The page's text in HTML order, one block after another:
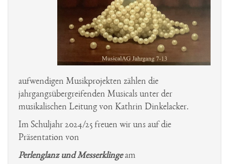
aufwendigen Musikprojekten zählen die
jahrgangsübergreifenden Musicals unter der
musikalischen Leitung von Kathrin Dinkelacker.
Im Schuljahr 2024/25 freuen wir uns auf die
Präsentation von
Perlenglanz und Messerklingeam
St. Ursula-Archiv
Stellenangebote
Interreligiöser Dialog/ St.
AG Jahrbuch
Jugend forscht
Klettern
Kunstwerkstatt
MIG
Recife/Brasilien
Soz./Ökolog.
Engagement
Valentinssingen
Umweltschutz